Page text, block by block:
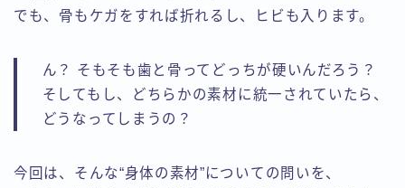
でも、骨もケガをすれば折れるし、ヒビも入ります。
ん？ そもそも歯と骨ってどっちが硬いんだろう？
そしてもし、どちらかの素材に統一されていたら、
どうなってしまうの？
今回は、そんな“身体の素材”についての問いを、